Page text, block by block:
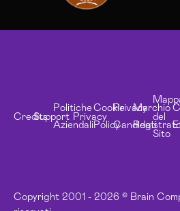
Copyright 2001 - 2026 © Brain
CreditsSupport
Politiche
Aziendali
Privacy
Cookie
Policy
Privacy
Candidati
Marchio
del
Sito